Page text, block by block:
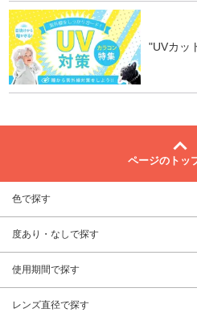
"UVカッ
ページのトッ
色で探す
度あり・なしで探す
使用期間で探す
レンズ直径で探す